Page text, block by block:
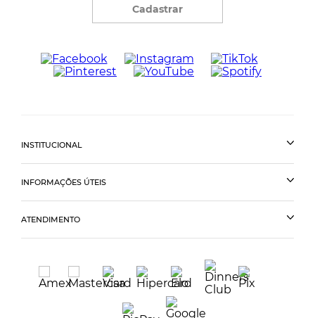
Cadastrar
INSTITUCIONAL
INFORMAÇÕES ÚTEIS
ATENDIMENTO